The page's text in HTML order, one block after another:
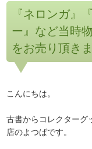
『ネロンガ』
ー』など当時
をお売り頂き
こんにちは。
古書からコレクターグ
店のよつばです。